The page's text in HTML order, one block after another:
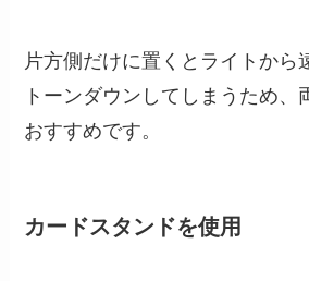
片方側だけに置くとライトから
トーンダウンしてしまうため、
おすすめです。
カードスタンドを使用